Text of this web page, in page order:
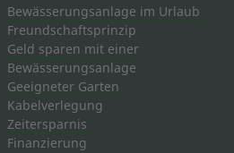
Bewässerungsanlage im Urlaub
Freundschaftsprinzip
Geld sparen mit einer
Bewässerungsanlage
Geeigneter Garten
Kabelverlegung
Zeitersparnis
Finanzierung